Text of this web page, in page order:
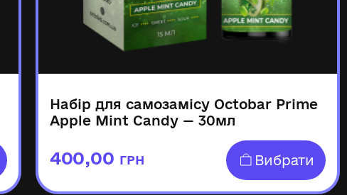
Набір для самозамісу Octobar Prime
Apple Mint Candy — 30мл
400,00 ГРН Вибрати